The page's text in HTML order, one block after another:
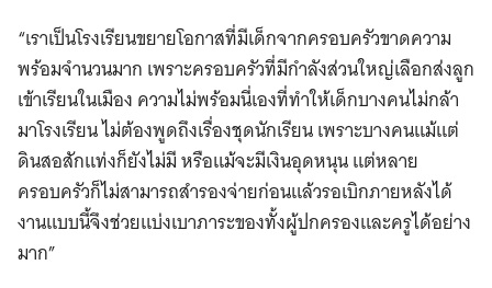
“เราเป็นโรงเรียนขยายโอกาสที่มีเด็กจากครอบครัวขาดความ
พร้อมจำนวนมาก เพราะครอบครัวที่มีกำลังส่วนใหญ่เลือกส่งลูก
เข้าเรียนในเมือง ความไม่พร้อมนี่เองที่ทำให้เด็กบางคนไม่กล้า
มาโรงเรียน ไม่ต้องพูดถึงเรื่องชุดนักเรียน เพราะบางคนแม้แต่
ดินสอสักแท่งก็ยังไม่มี หรือแม้จะมีเงินอุดหนุน แต่หลาย
ครอบครัวก็ไม่สามารถสำรองจ่ายก่อนแล้วรอเบิกภายหลังได้
งานแบบนี้จึงช่วยแบ่งเบาภาระของทั้งผู้ปกครองและครูได้อย่าง
มาก”